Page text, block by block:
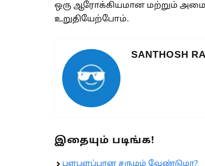
ஒரு ஆரோக்கியமான மற்றும்
உறுதியேற்போம்.
SANTHOSH
இதையும் படிங்க!
பளபளப்பான சருமம் வேண்டுமா?